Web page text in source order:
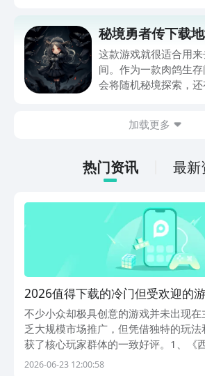
app进行下载会更加方
利最多的游戏平台，在
游戏资源，还能及时查
动内容等相关信息。
秘境勇者传下载
这款游戏就很适合用
间。作为一款肉鸽生
会将随机秘境探索，
接就可以下载。游戏
打发无聊的时间，可玩
加载更多
热门资讯 最新
2026值得下载的冷门但受欢迎的
不少小众却极具创意的游戏并未出现
乏大规模市场推广，但凭借独特的玩
获了核心玩家群体的一致好评。1、《
《西游记》为灵感蓝本，构建出一系列
2026-06-23 12:00:58